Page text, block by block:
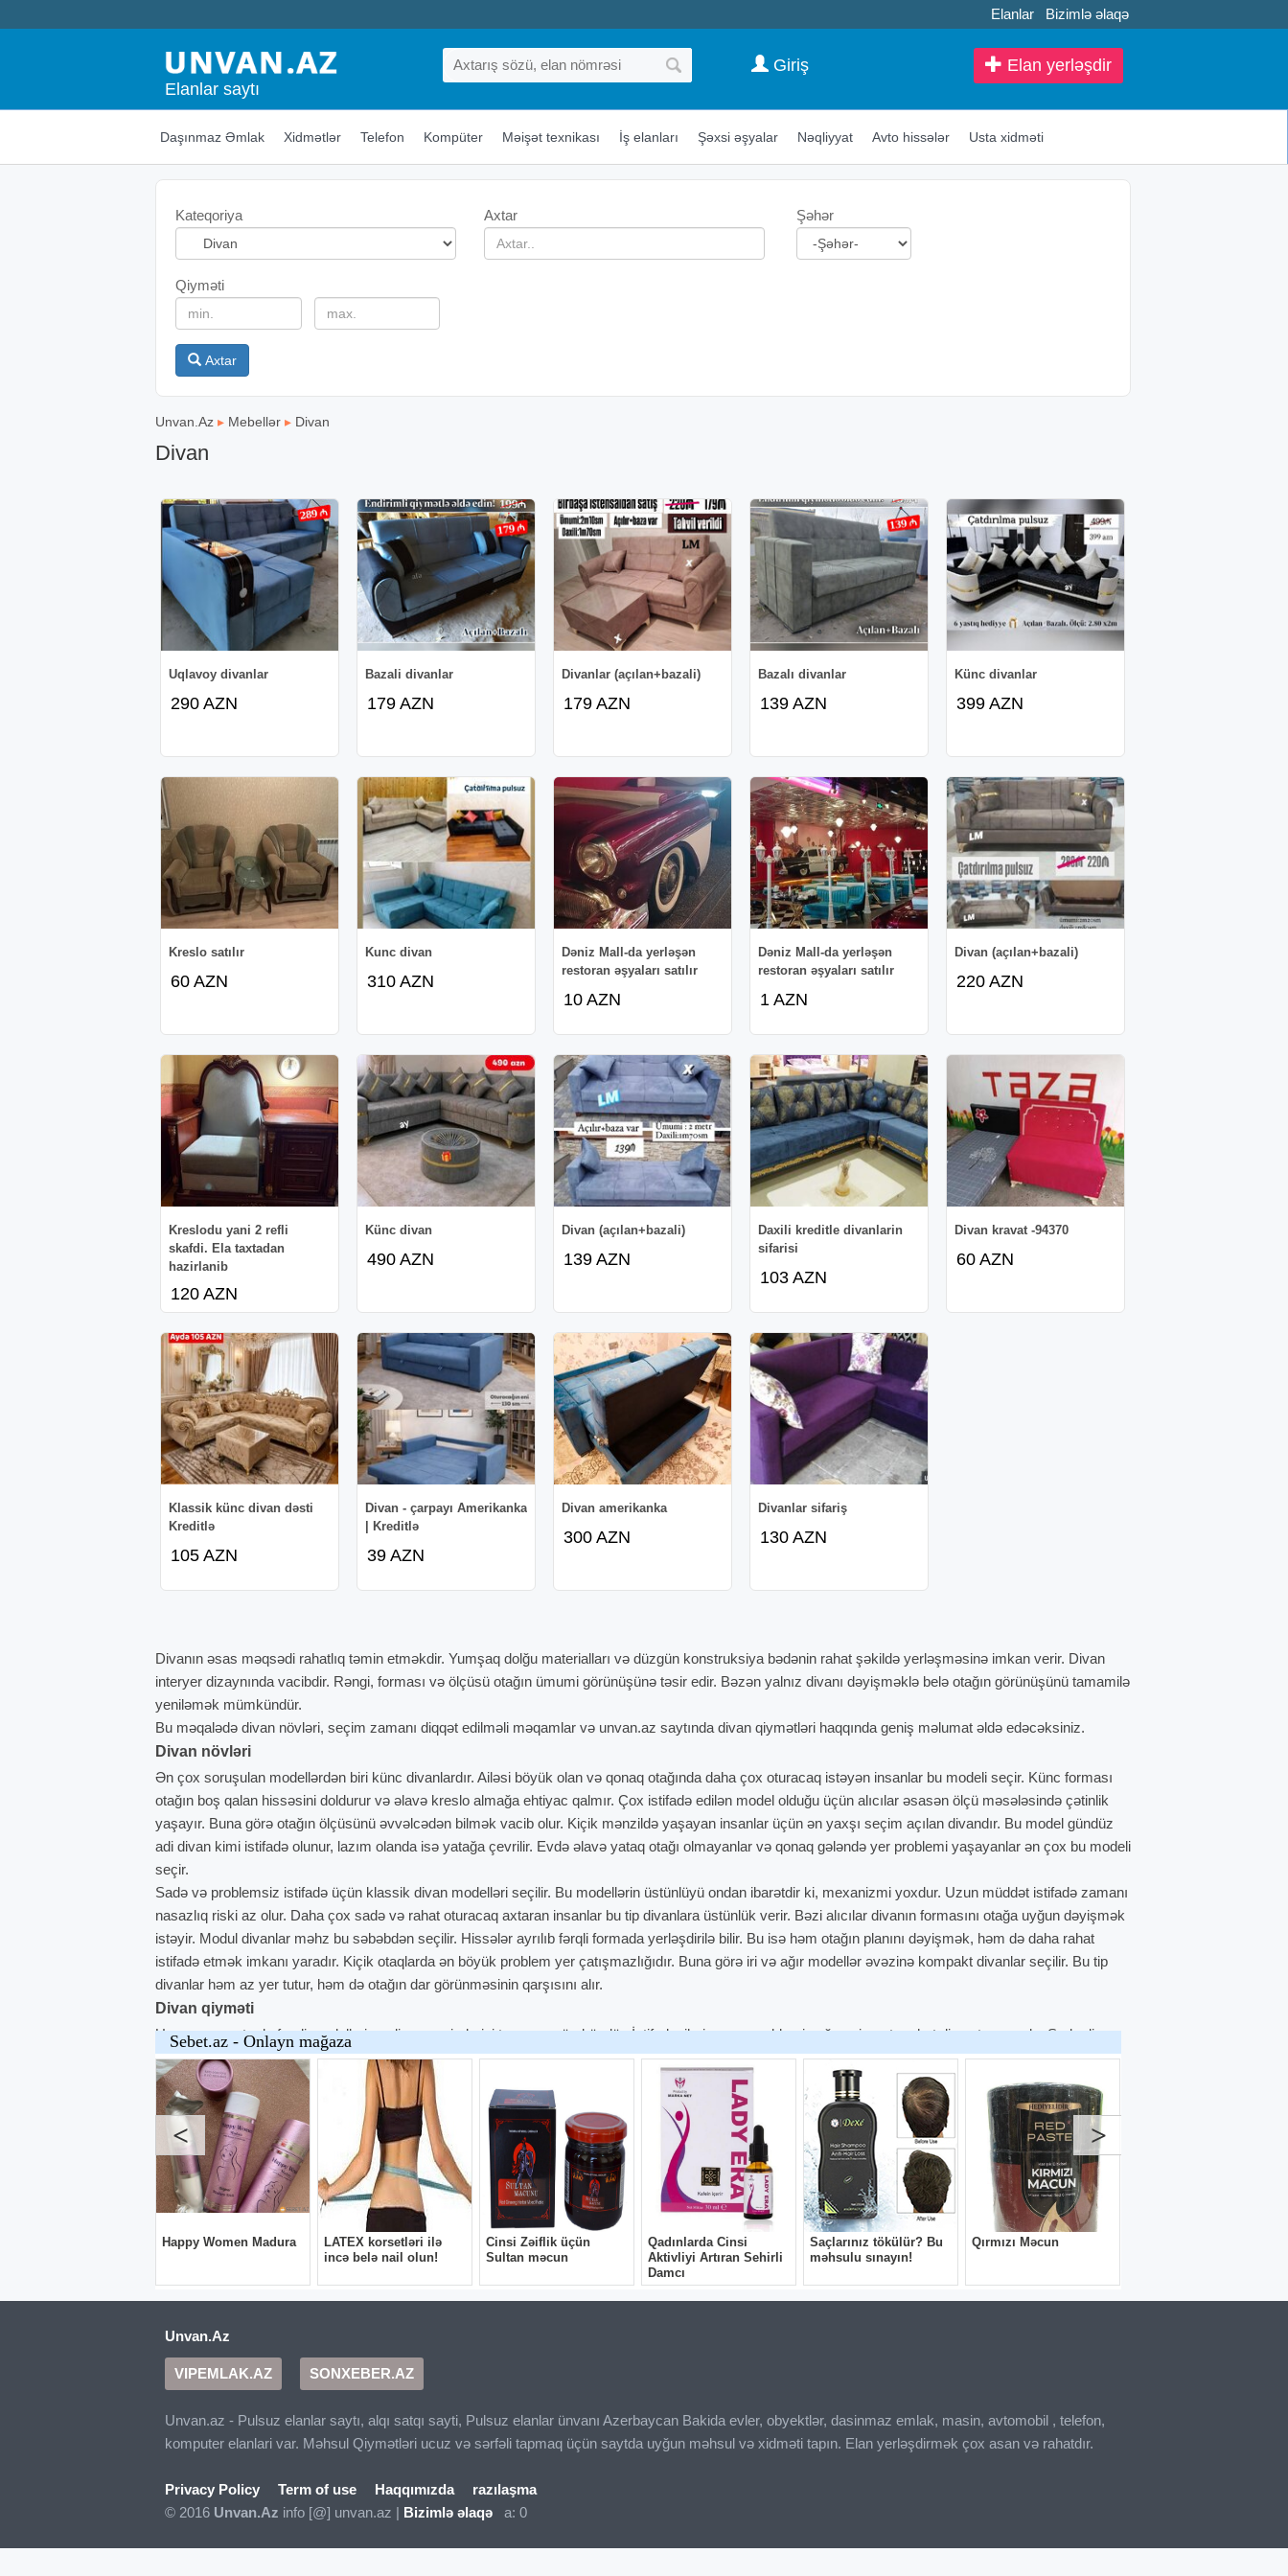
Elanlar Bizimlə əlaqə
Elanlar saytı
Elan yerləşdir
Giriş
Daşınmaz Əmlak Xidmətlər Telefon Kompüter Məişət texnikası İş elanları Şəxsi əşyalar Nəqliyyat Avto hissələr Usta xidməti
Kateqoriya Axtar Şəhər
Qiyməti
Axtar
Unvan.Az ▸ Mebellər ▸ Divan
Divan
Uqlavoy divanlar
290 AZN
Bazali divanlar
179 AZN
Divanlar (açılan+bazali)
179 AZN
Bazalı divanlar
139 AZN
Künc divanlar
399 AZN
Kreslo satılır
60 AZN
Kunc divan
310 AZN
Dəniz Mall-da yerləşən
restoran əşyaları satılır
10 AZN
Dəniz Mall-da yerləşən
restoran əşyaları satılır
1 AZN
Divan (açılan+bazali)
220 AZN
Kreslodu yani 2 refli
skafdi. Ela taxtadan
hazirlanib
120 AZN
Künc divan
490 AZN
Divan (açılan+bazali)
139 AZN
Daxili kreditle divanlarin
sifarisi
103 AZN
Divan kravat -94370
60 AZN
Klassik künc divan dəsti
Kreditlə
105 AZN
Divan - çarpayı Amerikanka
| Kreditlə
39 AZN
Divan amerikanka
300 AZN
Divanlar sifariş
130 AZN
Divanın əsas məqsədi rahatlıq təmin etməkdir. Yumşaq dolğu materialları və düzgün konstruksiya bədənin rahat şəkildə yerləşməsinə imkan verir. Divan
interyer dizaynında vacibdir. Rəngi, forması və ölçüsü otağın ümumi görünüşünə təsir edir. Bəzən yalnız divanı dəyişməklə belə otağın görünüşünü tamamilə
yeniləmək mümkündür.
Bu məqalədə divan növləri, seçim zamanı diqqət edilməli məqamlar və unvan.az saytında divan qiymətləri haqqında geniş məlumat əldə edəcəksiniz.
Divan növləri
Ən çox soruşulan modellərdən biri künc divanlardır. Ailəsi böyük olan və qonaq otağında daha çox oturacaq istəyən insanlar bu modeli seçir. Künc forması
otağın boş qalan hissəsini doldurur və əlavə kreslo almağa ehtiyac qalmır. Çox istifadə edilən model olduğu üçün alıcılar əsasən ölçü məsələsində çətinlik
yaşayır. Buna görə otağın ölçüsünü əvvəlcədən bilmək vacib olur. Kiçik mənzildə yaşayan insanlar üçün ən yaxşı seçim açılan divandır. Bu model gündüz
adi divan kimi istifadə olunur, lazım olanda isə yatağa çevrilir. Evdə əlavə yataq otağı olmayanlar və qonaq gələndə yer problemi yaşayanlar ən çox bu modeli
seçir.
Sadə və problemsiz istifadə üçün klassik divan modelləri seçilir. Bu modellərin üstünlüyü ondan ibarətdir ki, mexanizmi yoxdur. Uzun müddət istifadə zamanı
nasazlıq riski az olur. Daha çox sadə və rahat oturacaq axtaran insanlar bu tip divanlara üstünlük verir. Bəzi alıcılar divanın formasını otağa uyğun dəyişmək
istəyir. Modul divanlar məhz bu səbəbdən seçilir. Hissələr ayrılıb fərqli formada yerləşdirilə bilir. Bu isə həm otağın planını dəyişmək, həm də daha rahat
istifadə etmək imkanı yaradır. Kiçik otaqlarda ən böyük problem yer çatışmazlığıdır. Buna görə iri və ağır modellər əvəzinə kompakt divanlar seçilir. Bu tip
divanlar həm az yer tutur, həm də otağın dar görünməsinin qarşısını alır.
Divan qiyməti
Unvan.az saytında fərqli modelləri və divan seçimlərini tapmaq mümkündür. İstifadəçilərin əsas problemi uyğun qiymətə rahat divan tapmaqdır. Sadə divan
modellərinin qiyməti təxminən 200 - 400 AZN aralığından başlayır. Açılan və bazalı divan modelləri isə adətən 400 - 800 AZN civarında olur. Künc divan və
böyük ölçülü modellərin qiyməti isə çox vaxt 800 - 1500 AZN aralığında dəyişir. Daha keyfiyyətli materialdan hazırlanan, xüsusi dizaynlı modellər isə 1500 -
2500 AZN və ya daha yüksək qiymətə təklif edilə bilər.
Divan seçərkən nəzərə alınmalı məqamlar
Divan seçərkən ilk diqqət edilən məsələ ölçüdür. Otağın ölçüsü nəzərə alınmadan alınan böyük divan otağı dar və sıx göstərir. Çox kiçik divan isə geniş
otaqda həm vizual olaraq zəif görünür, həm də istifadə zamanı kifayət qədər rahat olmur. Buna görə divan seçməzdən əvvəl otaqda nə qədər yer ayrılacağını
müəyyənləşdirmək vacibdir. Divanın uzun müddət istifadə olunması əsasən karkas və dolğu materialından asılıdır. Möhkəm karkaslı və keyfiyyətli süngərlə
hazırlanan divanlar daha gec deformasiya olur və oturacaq hissəsi tez çökmür.
Divan otaqda ən çox diqqət çəkən mebel olduğu üçün rəng seçimi də vacibdir. Çox açıq rəngli divanlar tez çirklənə, çox tünd rənglər isə bəzən otağı ağır
göstərə bilər. Buna görə istifadəçilər adətən otaqdakı digər mebellərə və divar rənginə uyğun neytral tonlu divanlara üstünlük verir. Bu seçim həm praktik,
Unvan.Az
VIPEMLAK.AZ SONXEBER.AZ
Unvan.az - Pulsuz elanlar saytı, alqı satqı sayti, Pulsuz elanlar ünvanı Azerbaycan Bakida evler, obyektlər, dasinmaz emlak, masin, avtomobil , telefon,
komputer elanlari var. Məhsul Qiymətləri ucuz və sərfəli tapmaq üçün saytda uyğun məhsul və xidməti tapın. Elan yerləşdirmək çox asan və rahatdır.
Privacy Policy Term of use Haqqımızda
razılaşma
© 2016 Unvan.Az info [@] unvan.az | Bizimlə əlaqə a: 0